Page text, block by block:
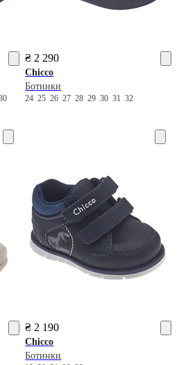
₴ 2 290
Chicco
Ботинки
242526272829303132
₴ 2 190
Chicco
Ботинки